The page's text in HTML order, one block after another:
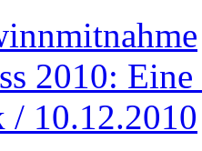
2010:
10.12.2010